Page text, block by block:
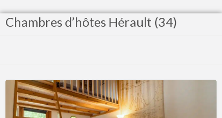
Chambres d’hôtes Hérault (34)